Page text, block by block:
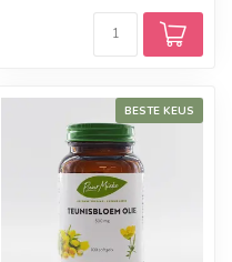
BESTE KEUS